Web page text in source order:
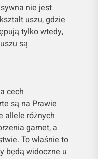
nie jest
uszu, gdzie
tylko wtedy,
są
cech
są na Prawie
allele różnych
gamet, a
To właśnie to
będą widoczne u